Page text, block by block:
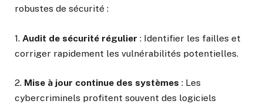
robustes de sécurité :
1. Audit de sécurité régulier : Identifier les failles et
corriger rapidement les vulnérabilités potentielles.
2. Mise à jour continue des systèmes : Les
cybercriminels profitent souvent des logiciels